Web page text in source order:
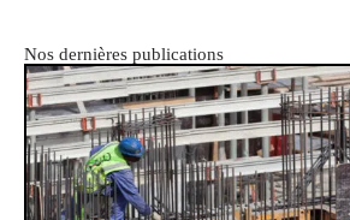
Nos dernières publications